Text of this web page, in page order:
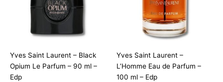
Yves Saint Laurent – Black
Opium Le Parfum – 90 ml –
Edp
Yves Saint Laurent –
L’Homme Eau de Parfum –
100 ml – Edp